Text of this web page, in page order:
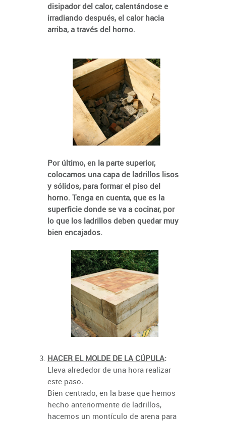
disipador del calor, calentándose e
irradiando después, el calor hacia
arriba, a través del horno.
Por último, en la parte superior,
colocamos una capa de ladrillos lisos
y sólidos, para formar el piso del
horno. Tenga en cuenta, que es la
superficie donde se va a cocinar, por
lo que los ladrillos deben quedar muy
bien encajados.
HACER EL MOLDE DE LA CÚPULA:
Lleva alrededor de una hora realizar
este paso.
Bien centrado, en la base que hemos
hecho anteriormente de ladrillos,
hacemos un montículo de arena para